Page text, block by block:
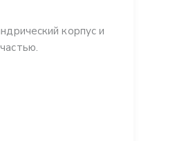
корпус и